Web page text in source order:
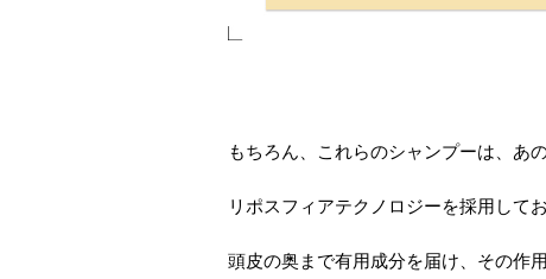
もちろん、これらのシャンプーは、あ
リポスフィアテクノロジーを採用してお
頭皮の奥まで有用成分を届け、その作